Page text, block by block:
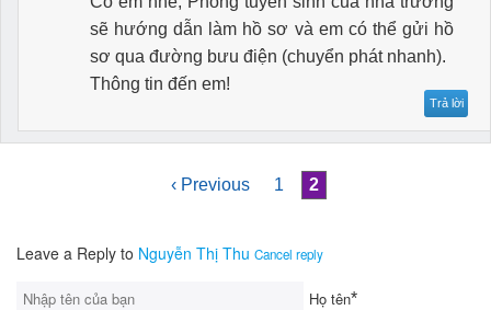
sẽ hướng dẫn làm hồ sơ và em có thể gửi hồ
sơ qua đường bưu điện (chuyển phát nhanh).
Thông tin đến em!
Trả lời
‹ Previous 1 2
Leave a Reply to Nguyễn Thị Thu Cancel reply
Họ tên*